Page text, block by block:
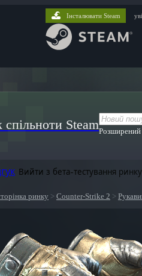
Інсталювати Steam
Steam
Вийти з бета-тестування ринку
ринку > Counter-Strike 2 >